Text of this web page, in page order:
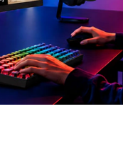
En savoir
plus